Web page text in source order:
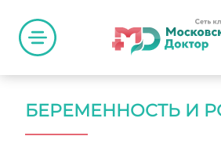
БЕРЕМЕННОСТЬ И